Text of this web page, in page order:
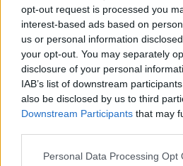
opt-out request is processed you
interest-based ads based on
us or personal information
your opt-out. You may separately
disclosure of your personal
IAB’s list of downstream
also be disclosed by us to third
Downstream Participants that may
Please note that this website/app
Personal Data Processing Opt
Pacal pörkölt (Tripe Paprikash)
Körömpörkölt (Eintopf “Schweinefüße”)